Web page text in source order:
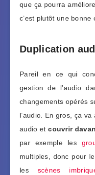
que ça pourra
c’est plutôt une bonne
Duplication
Pareil en ce qui
gestion de l’audio
changements opérés
l’audio. En gros, ça
audio etcouvrir
par exemple les
multiples, donc pour
les scènes